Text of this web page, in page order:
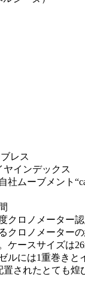
レス
インデックス
社ムーブメント
クロノメーター
クロノメーター
ケースサイズは
ルには1重巻きと
置されたとても煌